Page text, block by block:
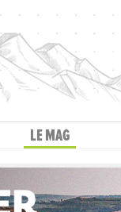
LE MAG